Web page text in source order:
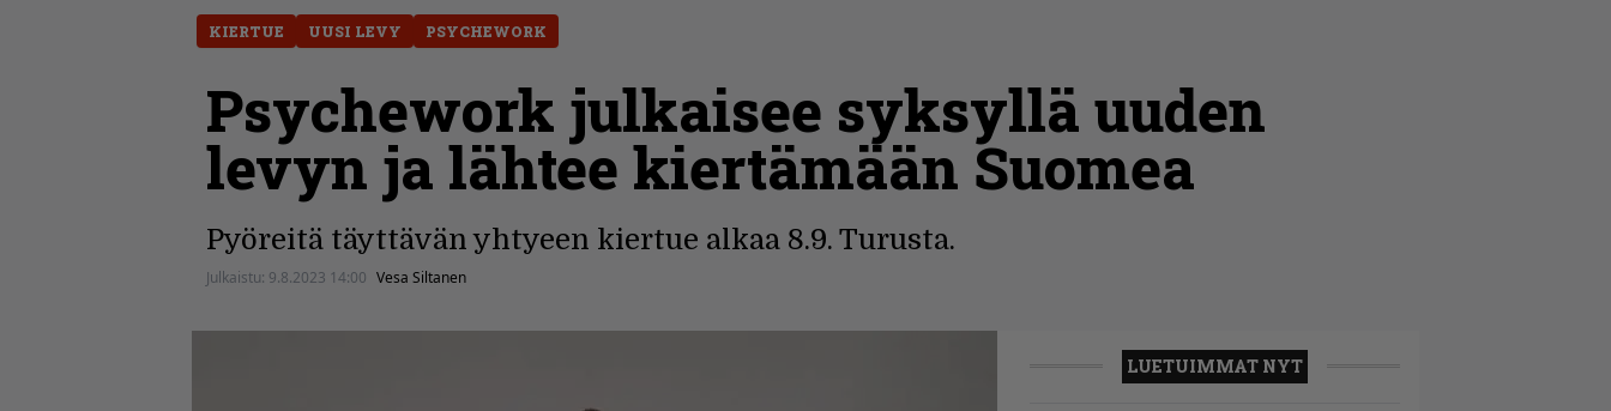
KIERTUE UUSI LEVY PSYCHEWORK
Psychework julkaisee syksyllä uuden
levyn ja lähtee kiertämään Suomea
Pyöreitä täyttävän yhtyeen kiertue alkaa 8.9. Turusta.
Julkaistu: 9.8.2023 14:00 Vesa Siltanen
LUETUIMMAT NYT